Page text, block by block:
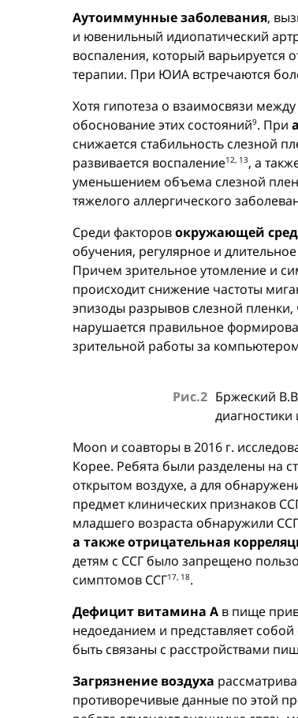
Аутоиммунные заболевания,
и ювенильный идиопатический
воспаления, который
терапии. При ЮИА встречаются
Хотя гипотеза о взаимосвязи
обоснование этих состояний9. При
снижается стабильность слезной
развивается воспаление12, 13, а
уменьшением объема слезной
тяжелого аллергического
Среди факторовокружающей
обучения, регулярное и
Причем зрительное утомление и
происходит снижение частоты
эпизоды разрывов слезной пленки,
нарушается правильное
зрительной работы за
Рис.2 Бржеский
Moon и соавторы в 2016 г.
Корее. Ребята были разделены на
открытом воздухе, а для
предмет клинических признаков
младшего возраста обнаружили
а также отрицательная
детям с ССГ было запрещено
симптомов ССГ17, 18.
Дефицит витамина А в пище
недоеданием и представляет
быть связаны с расстройствами
Загрязнение воздуха
противоречивые данные по этой